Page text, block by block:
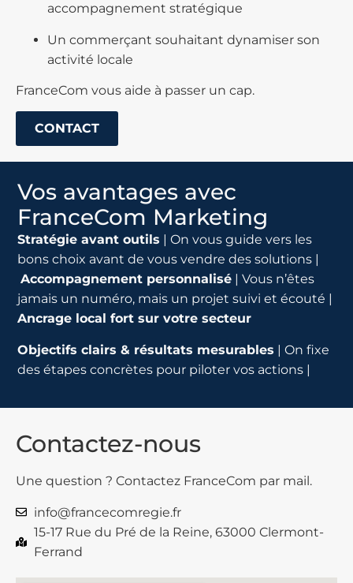
accompagnement stratégique
Un commerçant souhaitant dynamiser son
activité locale
FranceCom vous aide à passer un cap.
CONTACT
Vos avantages avec
FranceCom Marketing
Stratégie avant outils | On vous guide vers les
bons choix avant de vous vendre des solutions |
Accompagnement personnalisé | Vous n’êtes
jamais un numéro, mais un projet suivi et écouté |
Ancrage local fort sur votre secteur
Objectifs clairs & résultats mesurables | On fixe
des étapes concrètes pour piloter vos actions |
Contactez-nous
Une question ? Contactez FranceCom par mail.
info@francecomregie.fr
15-17 Rue du Pré de la Reine, 63000 Clermont-
Ferrand